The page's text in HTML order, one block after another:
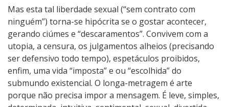
Mas esta tal liberdade sexual (“sem contrato com
ninguém”) torna-se hipócrita se o gostar acontecer,
gerando ciúmes e “descaramentos”. Convivem com a
utopia, a censura, os julgamentos alheios (precisando
ser defensivo todo tempo), espetáculos proibidos,
enfim, uma vida “imposta” e ou “escolhida” do
submundo existencial. O longa-metragem é arte
porque não precisa impor a mensagem. É leve, simples,